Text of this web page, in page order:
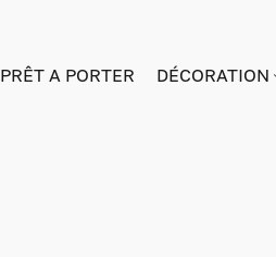
PRÊT A PORTER DÉCORATION